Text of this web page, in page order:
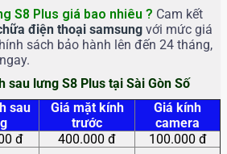
S8 Plus giá bao nhiêu ? Cam kết
điện thoại samsung với mức giá
sách bảo hành lên đến 24 tháng,
sau lưng S8 Plus tại Sài Gòn Số
sau
Giá mặt kính
trước
Giá kính
camera
đ 400.000 đ
100.000 đ